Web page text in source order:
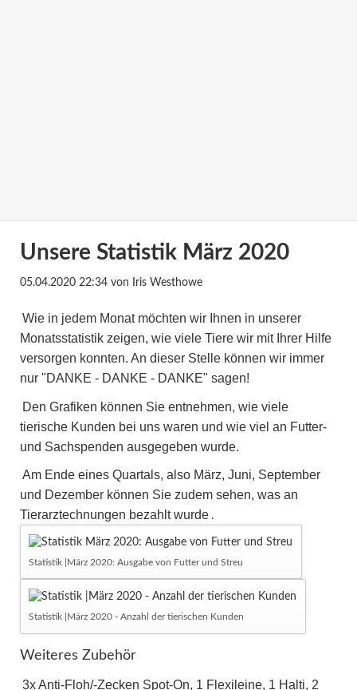
Unsere Statistik März 2020
05.04.2020 22:34von Iris Westhowe
Wie in jedem Monat möchten wir Ihnen in unserer
Monatsstatistik zeigen, wie viele Tiere wir mit Ihrer Hilfe
versorgen konnten. An dieser Stelle können wir immer
nur "DANKE - DANKE - DANKE" sagen!
Den Grafiken können Sie entnehmen, wie viele
tierische Kunden bei uns waren und wie viel an Futter-
und Sachspenden ausgegeben wurde.
Am Ende eines Quartals, also März, Juni, September
und Dezember können Sie zudem sehen, was an
Tierarztechnungen bezahlt wurde .
Statistik |März 2020: Ausgabe von Futter und Streu
Statistik |März 2020 - Anzahl der tierischen Kunden
Weiteres Zubehör
3x Anti-Floh/-Zecken Spot-On, 1 Flexileine, 1 Halti, 2